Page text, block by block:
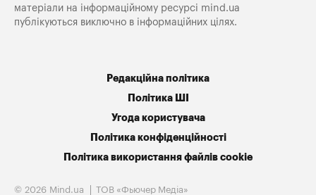
матеріали на інформаційному ресурсі mind.ua
публікуються виключно в інформаційних цілях.
Редакційна політика
Політика ШІ
Угода користувача
Політика конфіденційності
Політика використання файлів cookie
© 2026 Mind.ua ТОВ «Фьючер Медiа»